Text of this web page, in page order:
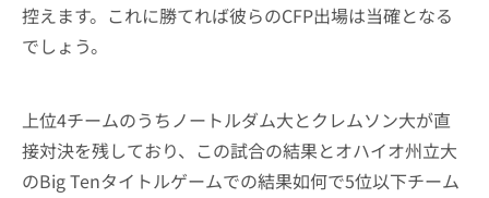
控えます。これに勝てれば彼らのCFP出場は当確となる
でしょう。
上位4チームのうちノートルダム大とクレムソン大が直
接対決を残しており、この試合の結果とオハイオ州立大
のBig Tenタイトルゲームでの結果如何で5位以下チーム